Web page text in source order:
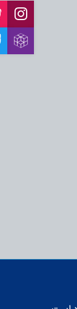
جامعه‌ای پویا،
جبهه جهاد تبیین
اسرائیل،…
باید…
خانواده در کلام